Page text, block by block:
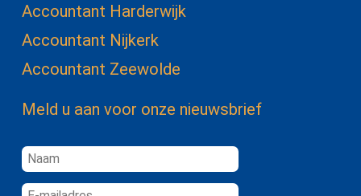
Accountant Harderwijk
Accountant Nijkerk
Accountant Zeewolde
Meld u aan voor onze nieuwsbrief